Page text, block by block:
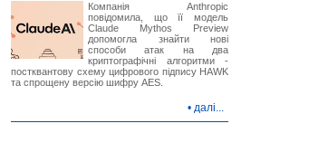
Компанія Anthropic
повідомила, що її модель
Claude Mythos Preview
допомогла знайти нові
способи атак на два
криптографічні алгоритми -
постквантову схему цифрового підпису HAWK
та спрощену версію шифру AES.
• далі...